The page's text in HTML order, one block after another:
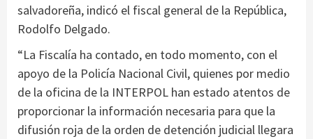
salvadoreña, indicó el fiscal general de la República,
Rodolfo Delgado.
“La Fiscalía ha contado, en todo momento, con el
apoyo de la Policía Nacional Civil, quienes por medio
de la oficina de la INTERPOL han estado atentos de
proporcionar la información necesaria para que la
difusión roja de la orden de detención judicial llegara